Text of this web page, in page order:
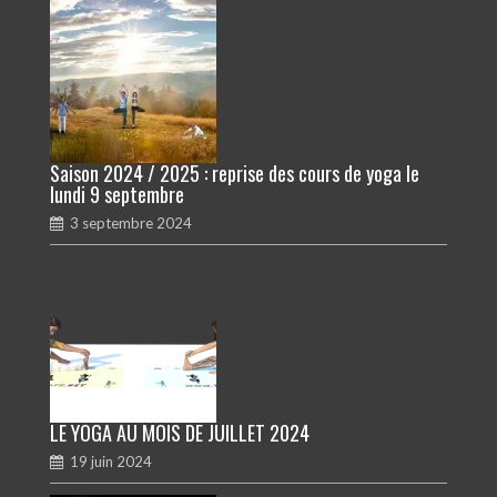
Saison 2024 / 2025 : reprise des cours de yoga le
lundi 9 septembre
3 septembre 2024
LE YOGA AU MOIS DE JUILLET 2024
19 juin 2024